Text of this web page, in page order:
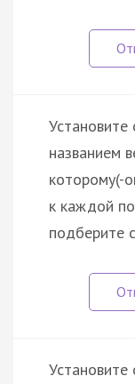
названием
которому(-
к каждой
подберите